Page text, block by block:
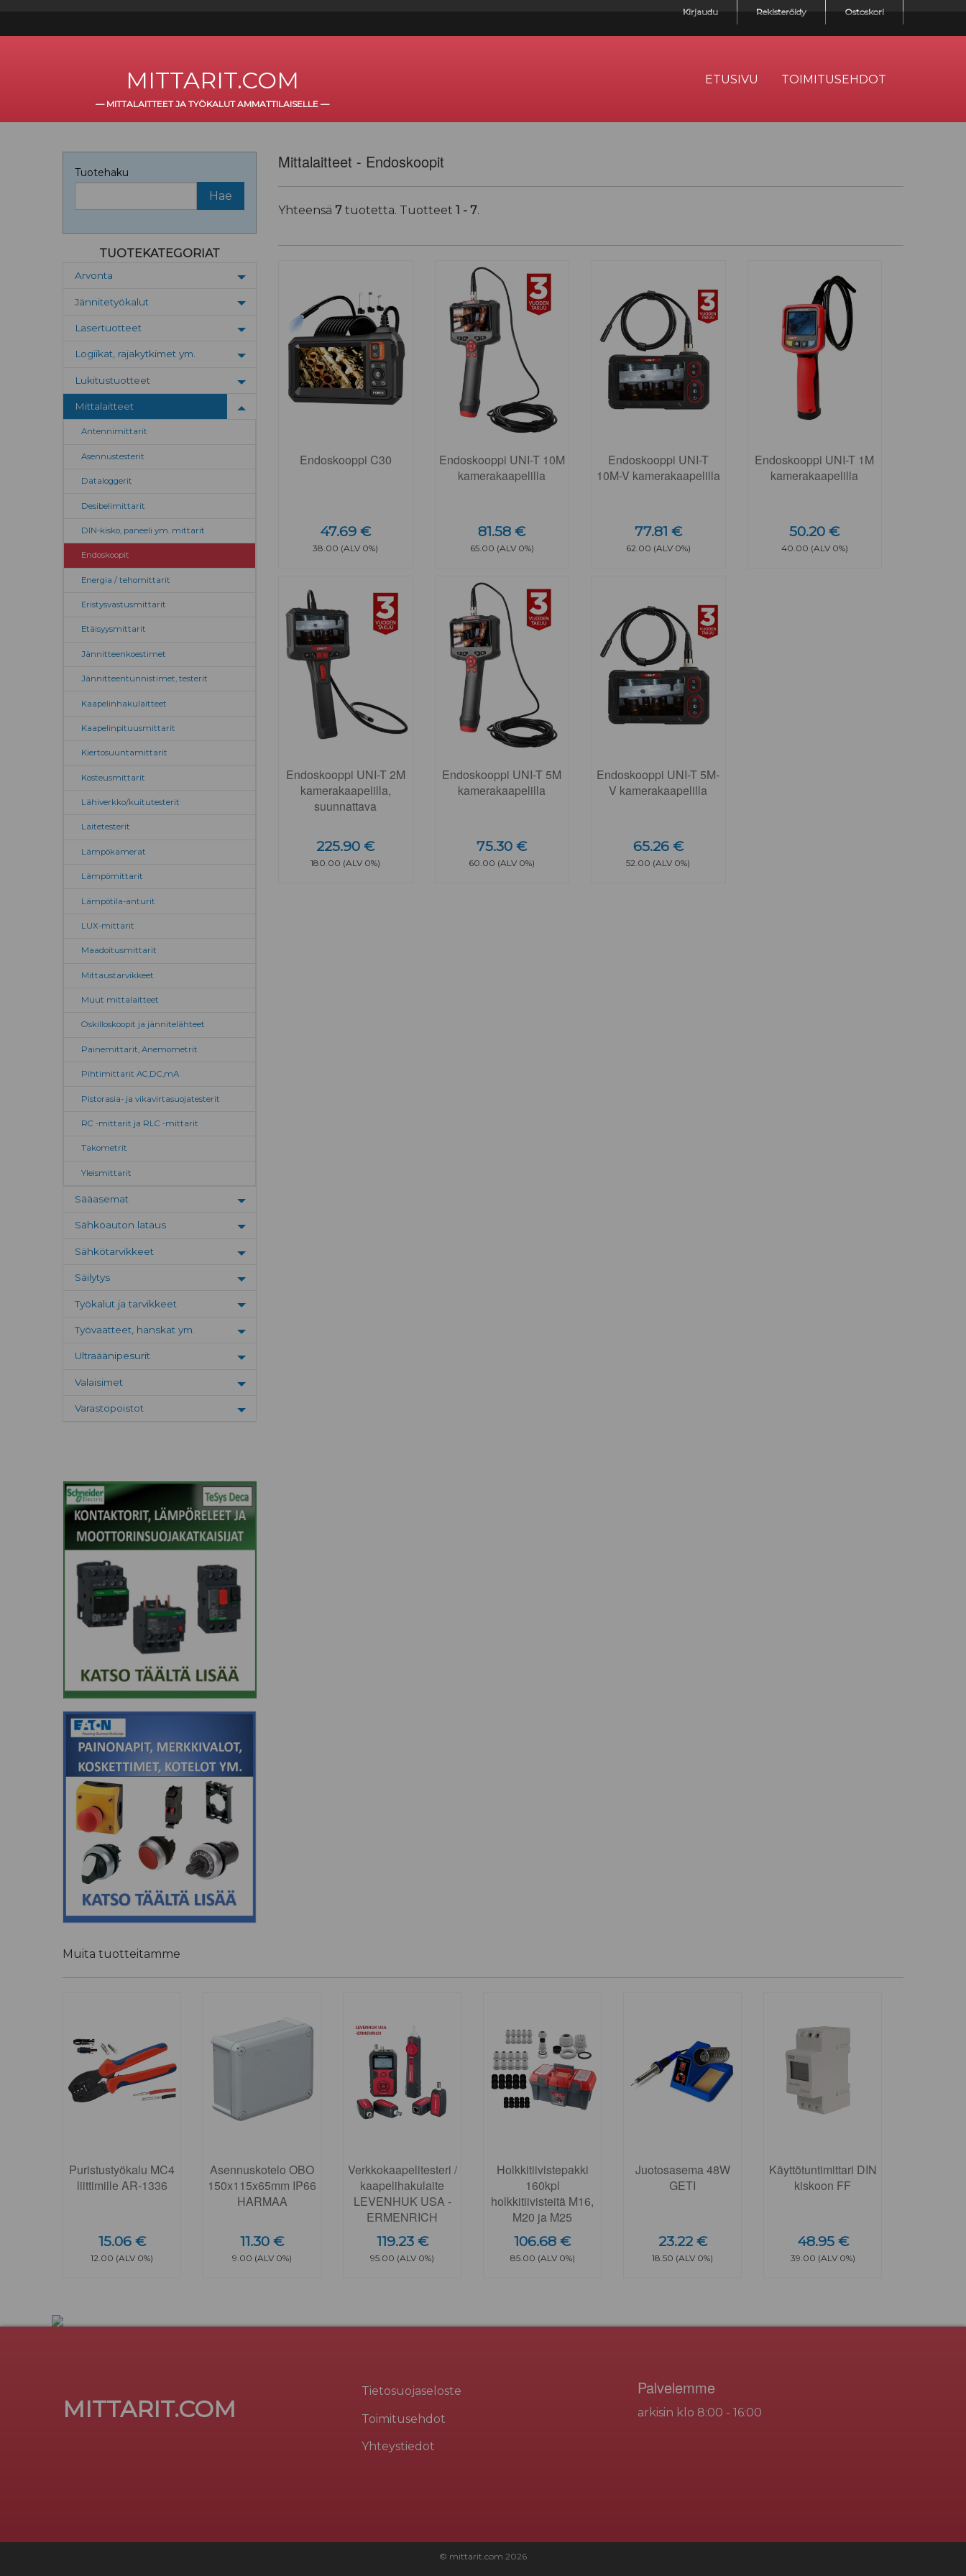
Kirjaudu Rekisteröidy Ostoskori
MITTARIT.COM
— MITTALAITTEET JA TYÖKALUT AMMATTILAISELLE—
ETUSIVU TOIMITUSEHDOT
Tuotehaku
TUOTEKATEGORIAT
Arvonta
Toggle menu
Jännitetyökalut
Toggle menu
Lasertuotteet
Toggle menu
Logiikat, rajakytkimet ym.
Toggle menu
Lukitustuotteet
Toggle menu
Mittalaitteet
Toggle menu
Antennimittarit
Asennustesterit
Dataloggerit
Desibelimittarit
DIN-kisko, paneeli ym. mittarit
Endoskoopit
Energia / tehomittarit
Eristysvastusmittarit
Etäisyysmittarit
Jännitteenkoestimet
Jännitteentunnistimet, testerit
Kaapelinhakulaitteet
Kaapelinpituusmittarit
Kiertosuuntamittarit
Kosteusmittarit
Lähiverkko/kuitutesterit
Laitetesterit
Lämpökamerat
Lämpömittarit
Lämpötila-anturit
LUX-mittarit
Maadoitusmittarit
Mittaustarvikkeet
Muut mittalaitteet
Oskilloskoopit ja jännitelähteet
Painemittarit, Anemometrit
Pihtimittarit AC,DC,mA
Pistorasia- ja vikavirtasuojatesterit
RC -mittarit ja RLC -mittarit
Takometrit
Yleismittarit
Sääasemat
Toggle menu
Sähköauton lataus
Toggle menu
Sähkötarvikkeet
Toggle menu
Säilytys
Toggle menu
Työkalut ja tarvikkeet
Toggle menu
Työvaatteet, hanskat ym.
Toggle menu
Ultraäänipesurit
Toggle menu
Valaisimet
Toggle menu
Varastopoistot
Toggle menu
Mittalaitteet - Endoskoopit
Yhteensä 7 tuotetta. Tuotteet 1 - 7.
Endoskooppi C30
47.69 €
38.00 (ALV 0%)
Endoskooppi UNI-T 10M
kamerakaapelilla
81.58 €
65.00 (ALV 0%)
Endoskooppi UNI-T
10M-V kamerakaapelilla
77.81 €
62.00 (ALV 0%)
Endoskooppi UNI-T 1M
kamerakaapelilla
50.20 €
40.00 (ALV 0%)
Endoskooppi UNI-T 2M
kamerakaapelilla,
suunnattava
225.90 €
180.00 (ALV 0%)
Endoskooppi UNI-T 5M
kamerakaapelilla
75.30 €
60.00 (ALV 0%)
Endoskooppi UNI-T 5M-
V kamerakaapelilla
65.26 €
52.00 (ALV 0%)
Muita tuotteitamme
Puristustyökalu MC4
liittimille AR-1336
15.06 €
12.00 (ALV 0%)
Asennuskotelo OBO
150x115x65mm IP66
HARMAA
11.30 €
9.00 (ALV 0%)
Verkkokaapelitesteri /
kaapelihakulaite
LEVENHUK USA -
ERMENRICH
119.23 €
95.00 (ALV 0%)
Holkkitiivistepakki
160kpl
holkkitiivisteitä M16,
M20 ja M25
106.68 €
85.00 (ALV 0%)
Juotosasema 48W
GETI
23.22 €
18.50 (ALV 0%)
Käyttötuntimittari DIN
kiskoon FF
48.95 €
39.00 (ALV 0%)
MITTARIT.COM
Tietosuojaseloste
Toimitusehdot
Yhteystiedot
Palvelemme
arkisin klo 8:00 - 16:00
© mittarit.com 2026